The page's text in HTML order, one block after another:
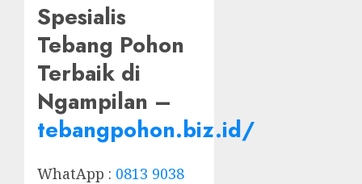
Spesialis
Tebang Pohon
Terbaik di
Ngampilan –
tebangpohon.biz.id/
WhatApp : 0813 9038